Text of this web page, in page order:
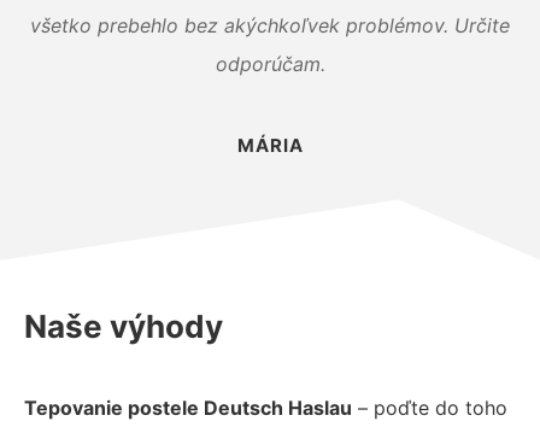
všetko prebehlo bez akýchkoľvek problémov. Určite
odporúčam.
MÁRIA
Naše výhody
Tepovanie postele Deutsch Haslau – poďte do toho